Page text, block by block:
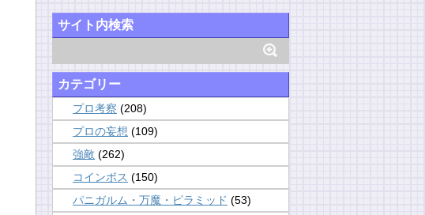
サイト内検索
カテゴリー
プロ考察 (208)
プロの妄想 (109)
強敵 (262)
コインボス (150)
パニガルム・万魔・ピラミッド (53)